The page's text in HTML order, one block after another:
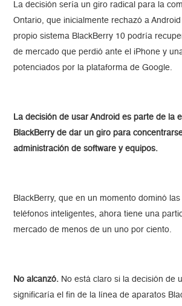
La decisión sería un giro radical para la
Ontario, que inicialmente rechazó a
propio sistema BlackBerry 10 podría
de mercado que perdió ante el iPhone y
potenciados por la plataforma de Google.
La decisión de usar Android es parte de la
BlackBerry de dar un giro para
administración de software y equipos.
BlackBerry, que en un momento dominó
teléfonos inteligentes, ahora tiene una
mercado de menos de un uno por ciento.
No alcanzó. No está claro si la decisión de
significaría el fin de la línea de aparatos